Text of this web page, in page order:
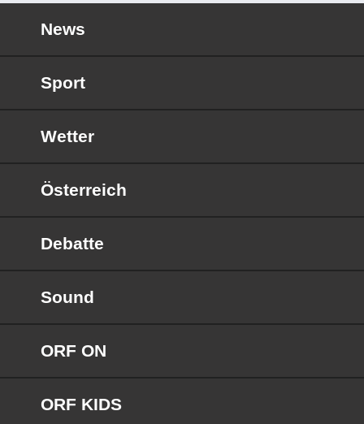
News
Sport
Wetter
Österreich
Debatte
Sound
ORF ON
ORF KIDS